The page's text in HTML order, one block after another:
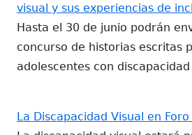
visual y sus experiencias de
Hasta el 30 de junio podrán
concurso de historias escritas
adolescentes con
La Discapacidad Visual en Foro